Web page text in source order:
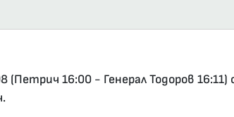
16:00 - Генерал Тодоров